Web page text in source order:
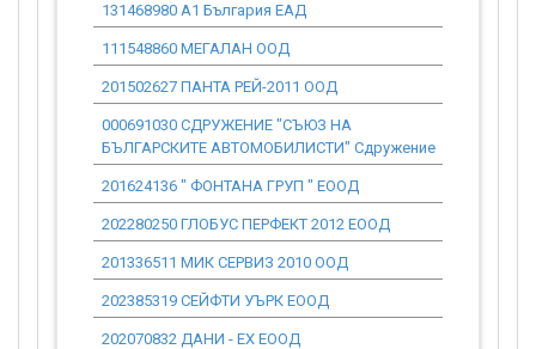
131468980 А1 България ЕАД
111548860 МЕГАЛАН ООД
201502627 ПАНТА РЕЙ-2011 ООД
000691030 СДРУЖЕНИЕ "СЪЮЗ НА
БЪЛГАРСКИТЕ АВТОМОБИЛИСТИ" Сдружение
201624136 " ФОНТАНА ГРУП " ЕООД
202280250 ГЛОБУС ПЕРФЕКТ 2012 ЕООД
201336511 МИК СЕРВИЗ 2010 ООД
202385319 СЕЙФТИ УЪРК ЕООД
202070832 ДАНИ - ЕХ ЕООД